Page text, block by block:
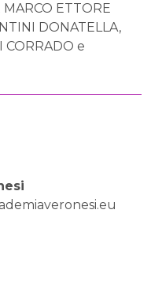
ETTORE
DONATELLA,
CORRADO e